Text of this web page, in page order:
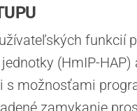
funkcií
(HmIP-
s možnosťami
zamykanie